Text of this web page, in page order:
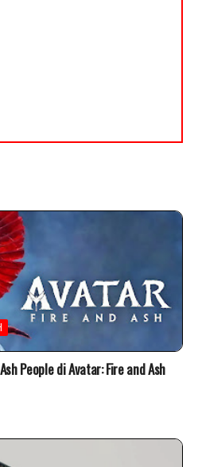
People di Avatar: Fire and Ash